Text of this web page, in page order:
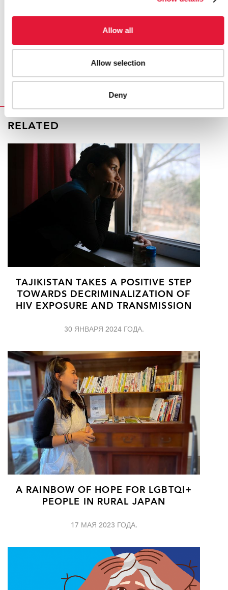
Allow all
Allow selection
Deny
высокого уровня ООН по СПИДУ (2011 г.)
RELATED
TAJIKISTAN TAKES A POSITIVE STEP
TOWARDS DECRIMINALIZATION OF
HIV EXPOSURE AND TRANSMISSION
30 ЯНВАРЯ 2024 ГОДА.
A RAINBOW OF HOPE FOR LGBTQI+
PEOPLE IN RURAL JAPAN
17 МАЯ 2023 ГОДА.